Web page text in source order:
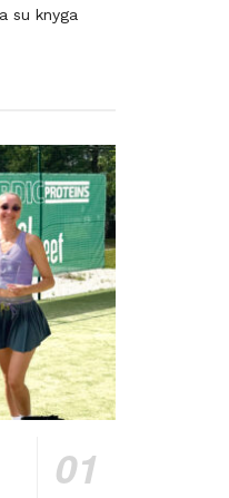
su knyga